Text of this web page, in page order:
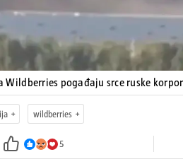
Wildberries pogađaju srce ruske
wildberries
5